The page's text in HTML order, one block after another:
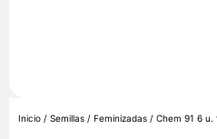
Inicio / Semillas / Feminizadas / Chem 91 6 u.